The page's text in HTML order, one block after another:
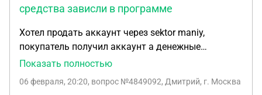
средства зависли в программе
Хотел продать аккаунт через sektor maniy,
покупатель получил аккаунт а денежные
средства зависли в программе якобы на моем
для этого нужно пополнить баланс на 6 тыс
Показать полностью
06 февраля, 20:20, вопрос №4849092, Дмитрий, г. Москва